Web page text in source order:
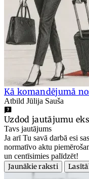
Kā komandējumā
Atbild Jūlija Sauša
Uzdod jautājumu
Tavs jautājums
Ja arī Tu savā darbā esi
normatīvo aktu
un centīsimies palīdzēt!
Jaunākie raksti